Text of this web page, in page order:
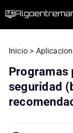
Inicio >
Programas
seguridad